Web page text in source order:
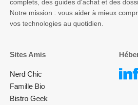
complets, des guides d’achat et des
Notre mission : vous aider à mieux
vos technologies au quotidien.
Sites Amis
Nerd Chic
Famille Bio
Bistro Geek